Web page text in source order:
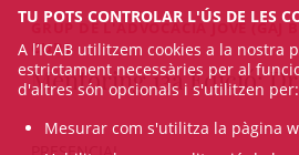
GRUP DE L'ADVOCACIA JOVE (GAJ
CURS
Mentoring 13a Edició:
TU POTS CONTROLAR L'ÚS DE LES
A l’ICAB utilitzem cookies a la nostra
estrictament necessàries per al
d'altres són opcionals i s'utilitzen per:
Mesurar com s'utilitza la pàgina